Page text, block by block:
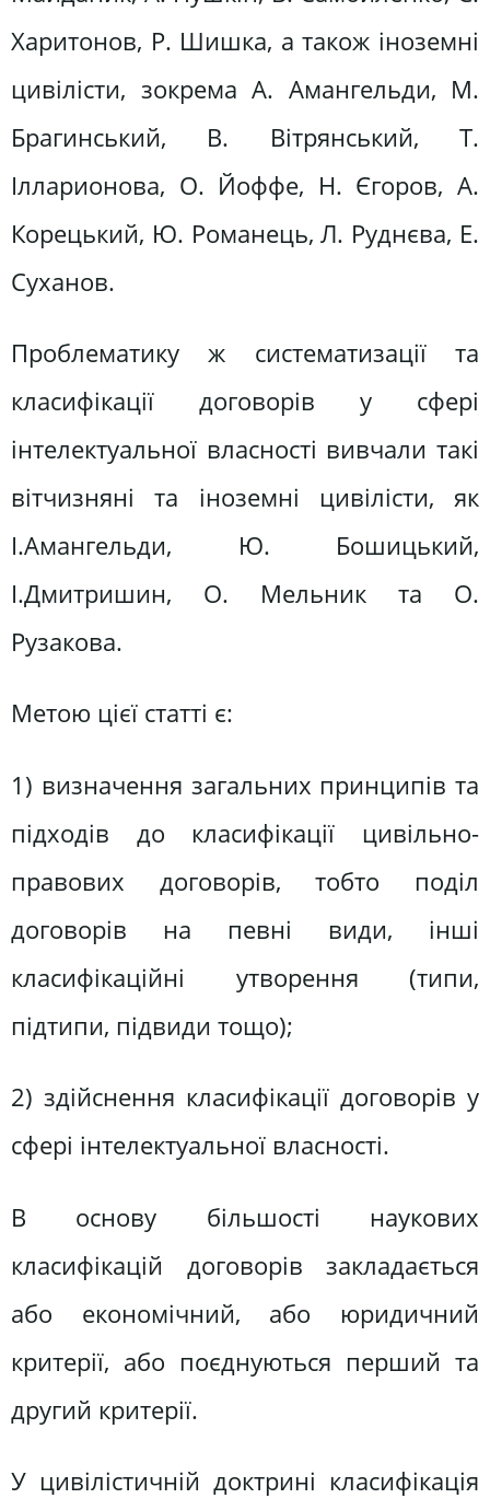
Харитонов, Р. Шишка, а також іноземні
цивілісти, зокрема А. Амангельди, М.
Брагинський, В. Вітрянський, Т.
Ілларионова, О. Йоффе, Н. Єгоров, А.
Корецький, Ю. Романець, Л. Руднєва, Е.
Суханов.
Проблематику ж систематизації та
класифікації договорів у сфері
інтелектуальної власності вивчали такі
вітчизняні та іноземні цивілісти, як
І.Амангельди, Ю. Бошицький,
І.Дмитришин, О. Мельник та О.
Рузакова.
Метою цієї статті є:
1) визначення загальних принципів та
підходів до класифікації цивільно-
правових договорів, тобто поділ
договорів на певні види, інші
класифікаційні утворення (типи,
підтипи, підвиди тощо);
2) здійснення класифікації договорів у
сфері інтелектуальної власності.
В основу більшості наукових
класифікацій договорів закладається
або економічний, або юридичний
критерії, або поєднуються перший та
другий критерії.
У цивілістичній доктрині класифікація